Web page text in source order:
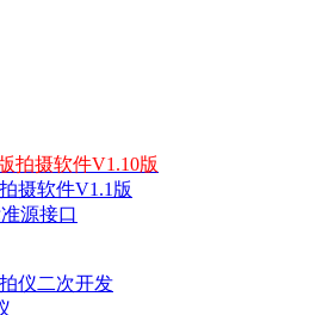
拍摄软件V1.10版
摄软件V1.1版
源接口
仪二次开发